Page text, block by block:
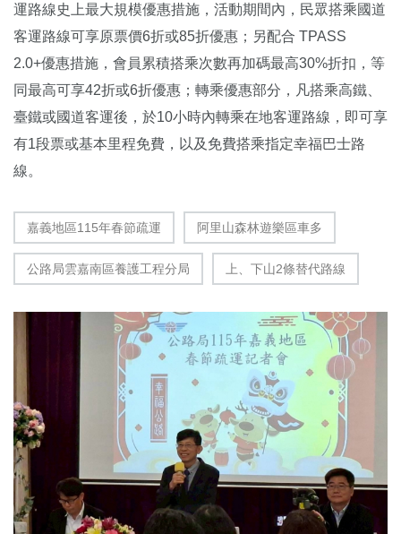
運路線史上最大規模優惠措施，活動期間內，民眾搭乘國道
客運路線可享原票價6折或85折優惠；另配合 TPASS
2.0+優惠措施，會員累積搭乘次數再加碼最高30%折扣，等
同最高可享42折或6折優惠；轉乘優惠部分，凡搭乘高鐵、
臺鐵或國道客運後，於10小時內轉乘在地客運路線，即可享
有1段票或基本里程免費，以及免費搭乘指定幸福巴士路
線。
嘉義地區115年春節疏運 阿里山森林遊樂區車多
公路局雲嘉南區養護工程分局 上、下山2條替代路線